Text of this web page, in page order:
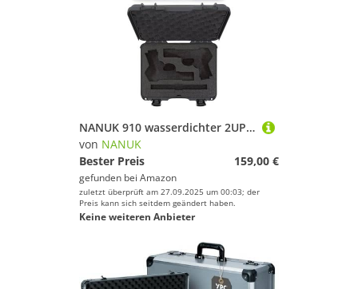
NANUK 910 wasserdichter 2UP Classic Pistole Hartschalenkoffer - Grau
von NANUK
Bester Preis
159,00 €
gefunden bei Amazon
zuletzt überprüft am 27.09.2025 um 00:03; der
Preis kann sich seitdem geändert haben.
Keine weiteren Anbieter